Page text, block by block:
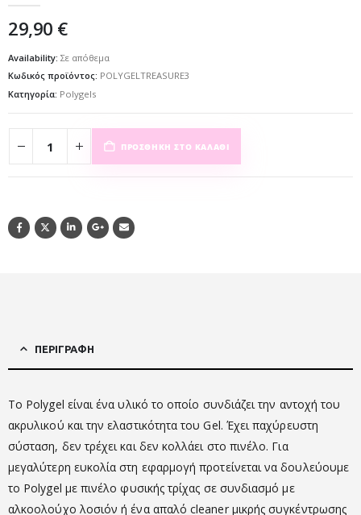
29,90 €
Availability: Σε απόθεμα
Κωδικός προϊόντος: POLYGELTREASURE3
Κατηγορία: Polygels
ΠΡΟΣΘΉΚΗ ΣΤΟ ΚΑΛΆΘΙ
ΠΕΡΙΓΡΑΦΉ
Το Polygel είναι ένα υλικό το οποίο συνδιάζει την αντοχή του
ακρυλικού και την ελαστικότητα του Gel. Έχει παχύρευστη
σύσταση, δεν τρέχει και δεν κολλάει στο πινέλο. Για
μεγαλύτερη ευκολία στη εφαρμογή προτείνεται να δουλεύουμε
το Polygel με πινέλο φυσικής τρίχας σε συνδιασμό με
αλκοολούχο λοσιόν ή ένα απαλό cleaner μικρής συγκέντρωσης